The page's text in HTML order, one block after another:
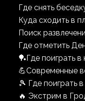
Где снять
Куда сходить в
Поиск
Где отметить
🏓Где поиграть
💪Современные
🎾 Где поиграть
🔥 Экстрим в